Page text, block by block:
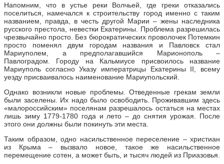
Напомним, что в устье реки Волчьей, где греки отказались
поселиться, намечался к строительству город именно с таким
названием, правда, в честь другой Марии – жены наследника
русского престола, невестки Екатерины. Проблема разрешилась
чрезвычайно просто. Без бюрократических проволочек Потемкин
просто поменял двум городам названия и Павловск стал
Мариуполем, а предполагавшийся Марионополь –
Павлоградом. Городу на Кальмиусе присвоилось название
Мариуполь согласно Указу императрицы Екатерины II, всему
уезду присваивалось наименование Мариупольский.
Однако возникли новые проблемы. Отведенные грекам земли
были заселены. Их надо было освободить. Проживавшим здесь
«малороссийским» поселянам разрешалось остаться на местах
лишь зиму 1779-1780 года и лето – до снятия урожая. После
этого они должны были покинуть эти места.
Таким образом, одно насильственное переселение – христиан
из Крыма – вызвало новое, такое же насильственное
перемещение сотен, а может быть, и тысяч людей из Приазовья.